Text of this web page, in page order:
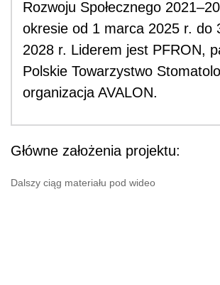
Rozwoju Społecznego
okresie od 1 marca 2025 r. do
2028 r. Liderem jest PFRON,
Polskie Towarzystwo
organizacja AVALON.
Główne założenia projektu:
Dalszy ciąg materiału pod wideo